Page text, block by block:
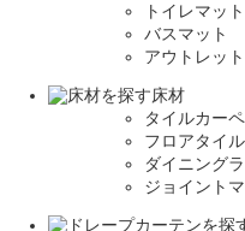
トイレマット
バスマット
アウトレット
床材
タイルカー
フロアタイル
ダイニング
ジョイント